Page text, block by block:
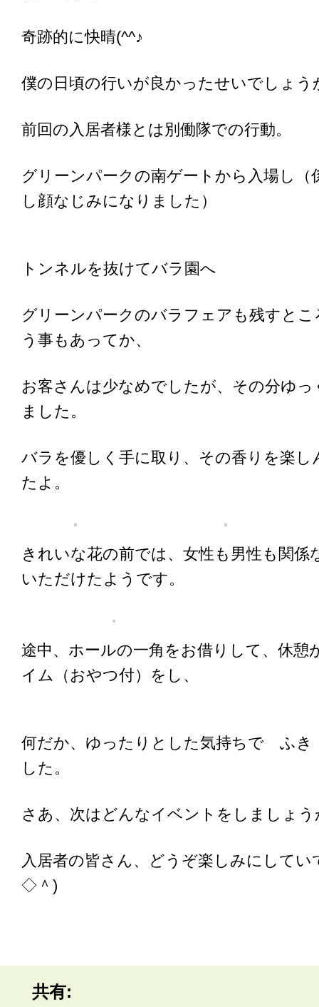
奇跡的に快晴(^^♪
僕の日頃の行いが良かったせいでしょう
前回の入居者様とは別働隊での行動。
グリーンパークの南ゲートから入場し（
し顔なじみになりました）
トンネルを抜けてバラ園へ
グリーンパークのバラフェアも残すと
う事もあってか、
お客さんは少なめでしたが、その分ゆっ
ました。
バラを優しく手に取り、その香りを楽し
たよ。
きれいな花の前では、女性も男性も関係
いただけたようです。
途中、ホールの一角をお借りして、休憩
イム（おやつ付）をし、
何だか、ゆったりとした気持ちで ふ
した。
さあ、次はどんなイベントをしましょう
入居者の皆さん、どうぞ楽しみにしてい
◇＾)
共有: